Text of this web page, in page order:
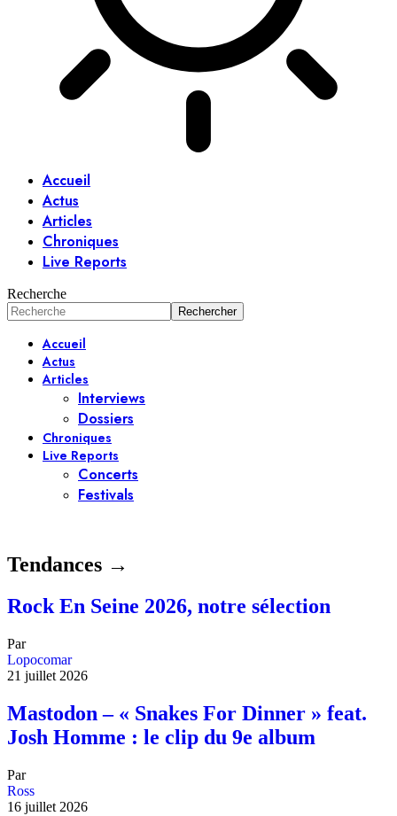
Accueil
Actus
Articles
Chroniques
Live Reports
Recherche
Accueil
Actus
Articles
Interviews
Dossiers
Chroniques
Live Reports
Concerts
Festivals
Tendances →
Rock En Seine 2026, notre sélection
Par
Lopocomar
21 juillet 2026
Mastodon – « Snakes For Dinner » feat.
Josh Homme : le clip du 9e album
Par
Ross
16 juillet 2026